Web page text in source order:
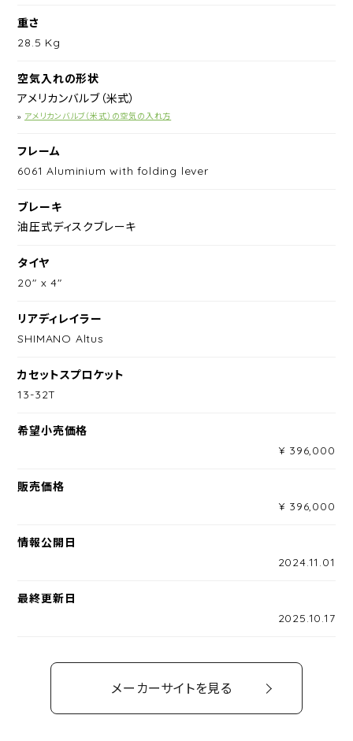
重さ
28.5 Kg
空気入れの形状
アメリカンバルブ（米式）
» アメリカンバルブ（米式）の空気の入れ方
フレーム
6061 Aluminium with folding lever
ブレーキ
油圧式ディスクブレーキ
タイヤ
20" x 4"
リアディレイラー
SHIMANO Altus
カセットスプロケット
13-32T
希望小売価格
¥ 396,000
販売価格
¥ 396,000
情報公開日
2024.11.01
最終更新日
2025.10.17
メーカーサイトを見る